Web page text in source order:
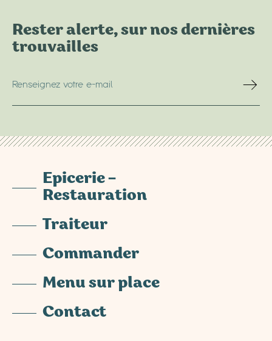
Rester alerte, sur nos dernières
trouvailles
Epicerie –
Restauration
Traiteur
Commander
Menu sur place
Contact